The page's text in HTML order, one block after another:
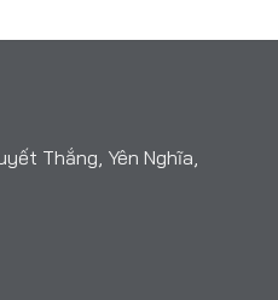
Thắng, Yên Nghĩa,